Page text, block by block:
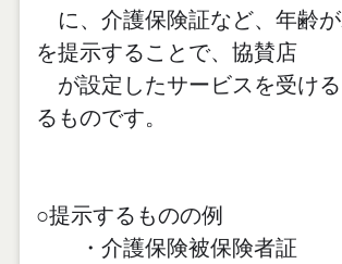
に、介護保険証など、年齢
を提示することで、協賛店
が設定したサービスを受ける
るものです。
○提示するものの例
・介護保険被保険者証